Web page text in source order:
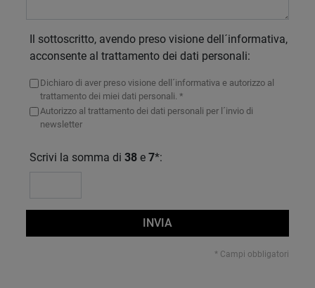
Il sottoscritto, avendo preso visione dell´informativa,
acconsente al trattamento dei dati personali:
Dichiaro di aver preso visione dell´informativa e autorizzo al
trattamento dei miei dati personali. *
Autorizzo al trattamento dei dati personali per l´invio di
newsletter
Scrivi la somma di38 e7*:
INVIA
* Campi obbligatori